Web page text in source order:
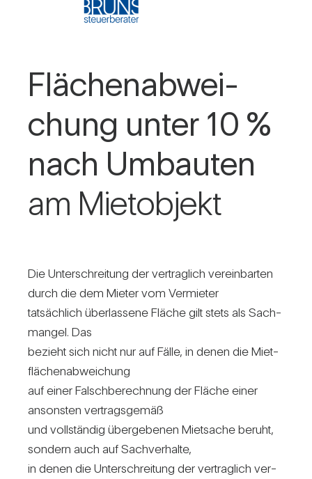
Flä­chen­ab­wei­
chung unter 10 %
nach Umbauten
am Miet­ob­jekt
Die Unter­schrei­tung der ver­trag­lich ver­ein­barten
durch die dem Mieter vom Ver­mieter
tat­säch­lich über­las­sene Fläche gilt stets als Sach­
mangel. Das
bezieht sich nicht nur auf Fälle, in denen die Miet­
flä­chen­ab­wei­chung
auf einer Falsch­be­rech­nung der Fläche einer
ansonsten ver­trags­gemäß
und voll­ständig über­ge­benen Miet­sache beruht,
son­dern auch auf Sach­ver­halte,
in denen die Unter­schrei­tung der ver­trag­lich ver­